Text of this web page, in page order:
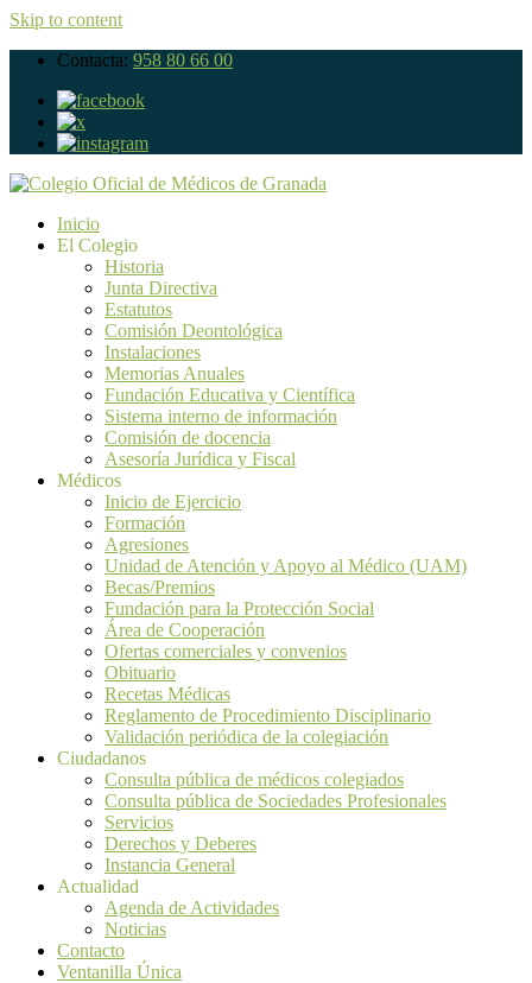
Skip to content
Contacta: 958 80 66 00
Inicio
El Colegio
Historia
Junta Directiva
Estatutos
Comisión Deontológica
Instalaciones
Memorias Anuales
Fundación Educativa y Científica
Sistema interno de información
Comisión de docencia
Asesoría Jurídica y Fiscal
Médicos
Inicio de Ejercicio
Formación
Agresiones
Unidad de Atención y Apoyo al Médico (UAM)
Becas/Premios
Fundación para la Protección Social
Área de Cooperación
Ofertas comerciales y convenios
Obituario
Recetas Médicas
Reglamento de Procedimiento Disciplinario
Validación periódica de la colegiación
Ciudadanos
Consulta pública de médicos colegiados
Consulta pública de Sociedades Profesionales
Servicios
Derechos y Deberes
Instancia General
Actualidad
Agenda de Actividades
Noticias
Contacto
Ventanilla Única